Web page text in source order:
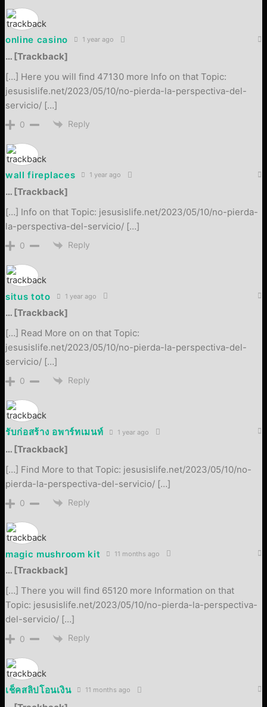
online casino 1 year ago
… [Trackback]
[…] Here you will find 47130 more Info on that Topic:
jesusislife.net/2023/05/10/no-pierda-la-perspectiva-del-
servicio/ […]
0 Reply
wall fireplaces 1 year ago
… [Trackback]
[…] Info on that Topic: jesusislife.net/2023/05/10/no-pierda-
la-perspectiva-del-servicio/ […]
0 Reply
situs toto 1 year ago
… [Trackback]
[…] Read More on on that Topic:
jesusislife.net/2023/05/10/no-pierda-la-perspectiva-del-
servicio/ […]
0 Reply
รับก่อสร้าง อพาร์ทเมนท์ 1 year ago
… [Trackback]
[…] Find More to that Topic: jesusislife.net/2023/05/10/no-
pierda-la-perspectiva-del-servicio/ […]
0 Reply
magic mushroom kit 11 months ago
… [Trackback]
[…] There you will find 65120 more Information on that
Topic: jesusislife.net/2023/05/10/no-pierda-la-perspectiva-
del-servicio/ […]
0 Reply
เช็คสลิปโอนเงิน 11 months ago